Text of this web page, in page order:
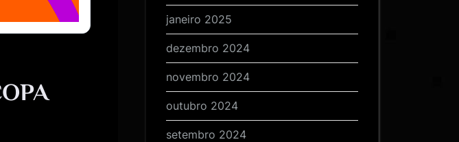
janeiro 2025
dezembro 2024
novembro 2024
outubro 2024
setembro 2024